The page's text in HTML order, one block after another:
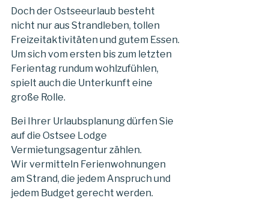
Doch der Ostseeurlaub besteht
nicht nur aus Strandleben, tollen
Freizeitaktivitäten und gutem Essen.
Um sich vom ersten bis zum letzten
Ferientag rundum wohlzufühlen,
spielt auch die Unterkunft eine
große Rolle.
Bei Ihrer Urlaubsplanung dürfen Sie
auf die Ostsee Lodge
Vermietungsagentur zählen.
Wir vermitteln Ferienwohnungen
am Strand, die jedem Anspruch und
jedem Budget gerecht werden.